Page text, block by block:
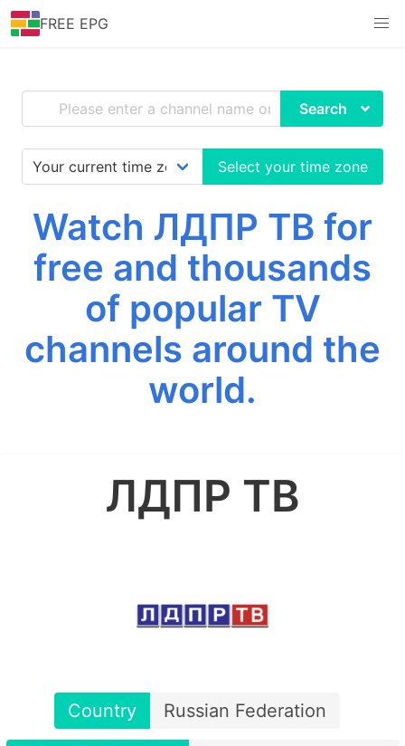
FREE EPG
Search
Select your time zone
Watch ЛДПР ТВ for
free and thousands
of popular TV
channels around the
world.
ЛДПР ТВ
Country Russian Federation